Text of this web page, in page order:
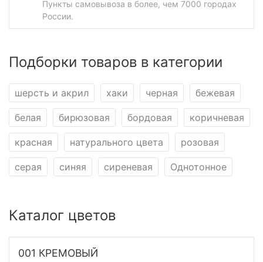
Пункты самовывоза в более, чем 7000 городах
России.
Подборки товаров в категории
шерсть и акрил хаки черная бежевая
белая бирюзовая бордовая коричневая
красная натурального цвета розовая
серая синяя сиреневая Однотонное
Каталог цветов
001 КРЕМОВЫЙ